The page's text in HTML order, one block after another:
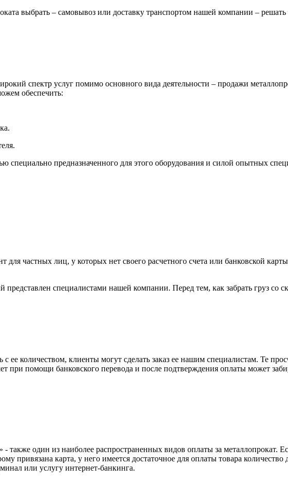
выбрать – самовывоз или доставку транспортом нашей компании – решать
спектр услуг помимо основного вида деятельности – продажи
обеспечить:
специально предназначенного для этого оборудования и силой опытных
частных лиц, у которых нет своего расчетного счета или банковской
представлен специалистами нашей компании. Перед тем, как забрать груз со
количеством, клиенты могут сделать заказ ее нашим специалистам. Те
при помощи банковского перевода и после подтверждения оплаты может
также один из наиболее распространенных видов оплаты за металлопрокат.
привязана карта, у него имеется достаточное для оплаты товара
или услугу интернет-банкинга.